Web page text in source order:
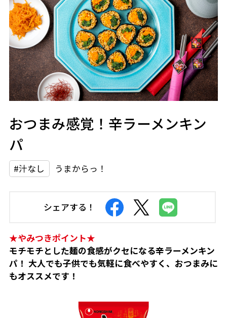
おつまみ感覚！辛ラーメンキン
パ
#汁なし うまからっ！
シェアする！
★やみつきポイント★
モチモチとした麺の食感がクセになる辛ラーメンキン
パ！ 大人でも子供でも気軽に食べやすく、おつまみに
もオススメです！